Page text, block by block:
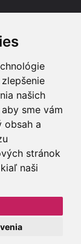
našich
sme vám
obsah a
stránok
naši